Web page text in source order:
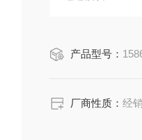
针脚触点数量:
产品型号：
厂商性质：经